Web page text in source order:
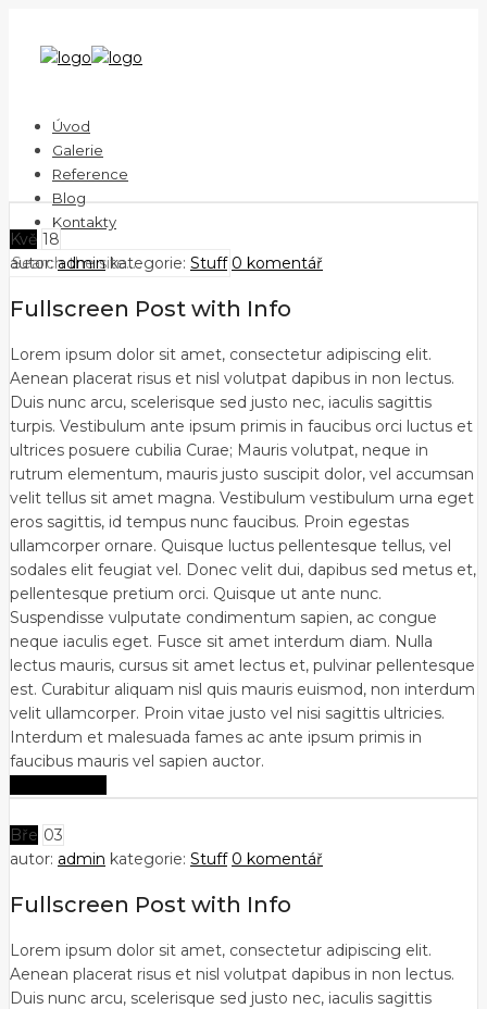
Úvod
Galerie
Reference
Blog
Kontakty
Kvě 18
autor:admin kategorie: Stuff 0 komentář
Fullscreen Post with Info
Lorem ipsum dolor sit amet, consectetur adipiscing elit.
Aenean placerat risus et nisl volutpat dapibus in non lectus.
Duis nunc arcu, scelerisque sed justo nec, iaculis sagittis
turpis. Vestibulum ante ipsum primis in faucibus orci luctus et
ultrices posuere cubilia Curae; Mauris volutpat, neque in
rutrum elementum, mauris justo suscipit dolor, vel accumsan
velit tellus sit amet magna. Vestibulum vestibulum urna eget
eros sagittis, id tempus nunc faucibus. Proin egestas
ullamcorper ornare. Quisque luctus pellentesque tellus, vel
sodales elit feugiat vel. Donec velit dui, dapibus sed metus et,
pellentesque pretium orci. Quisque ut ante nunc.
Suspendisse vulputate condimentum sapien, ac congue
neque iaculis eget. Fusce sit amet interdum diam. Nulla
lectus mauris, cursus sit amet lectus et, pulvinar pellentesque
est. Curabitur aliquam nisl quis mauris euismod, non interdum
velit ullamcorper. Proin vitae justo vel nisi sagittis ultricies.
Interdum et malesuada fames ac ante ipsum primis in
faucibus mauris vel sapien auctor.
Bře 03
autor: admin kategorie: Stuff 0 komentář
Fullscreen Post with Info
Lorem ipsum dolor sit amet, consectetur adipiscing elit.
Aenean placerat risus et nisl volutpat dapibus in non lectus.
Duis nunc arcu, scelerisque sed justo nec, iaculis sagittis